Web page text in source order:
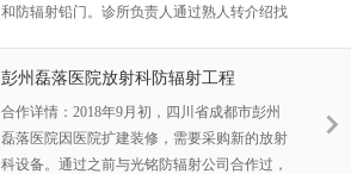
和防辐射铅门。诊所负责人通过熟人转介绍找
彭州磊落医院放射科防辐射工程
合作详情：2018年9月初，四川省成都市彭州
磊落医院因医院扩建装修，需要采购新的放射
科设备。通过之前与光铭防辐射公司合作过，